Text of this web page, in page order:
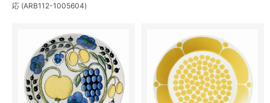
応 (ARB112-1005604)